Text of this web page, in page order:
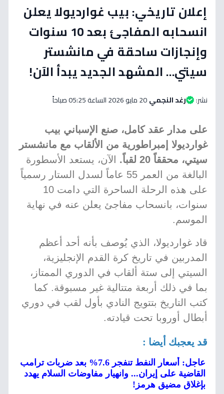
إعلان تاريخي: بيب غوارديولا يعلن
انسحابه المفاجئ بعد 10 سنوات
وإنجازات ساحقة في مانشستر
سيتي... المشهد الجديد يبدأ الآن!
نشر: رغد النجمي20 مايو 2026 الساعة 05:25 صباحاً
على مدار عقد كامل، صنع الإسباني بيب
غوارديولا إمبراطورية من الألقاب مع مانشستر
سيتي، محققاً 20 لقباً.
الآن، يستعد الأسطورة
البالغة من العمر 55 عاماً لسدل الستار رسمياً
على هذه الرحلة الساحرة التي دامت 10
سنوات، بانسحاب مفاجئ يعلن عنه في نهاية
الموسم.
قاد غوارديولا، الذي يُوصف بأنه أحد أعظم
المدربين في تاريخ كرة القدم الإنجليزية،
السيتي إلى ستة ألقاب في الدوري الممتاز،
بما في ذلك أربعة متتالية غير مسبوقة. كما
كتب التاريخ بتتويج النادي بأول لقب في دوري
أبطال أوروبا تحت قيادته.
قد يعجبك أيضا :
عاجل: أسعار النفط تنفجر 7.6% بعد ضربات ترامب
القاضية على إيران... وانهيار مفاوضات السلام يهدد
بإغلاق مضيق هرمز!